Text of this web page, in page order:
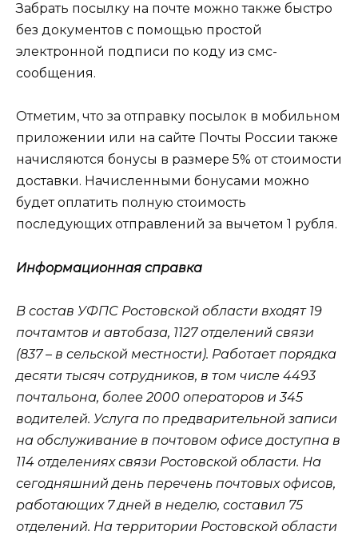
Забрать посылку на почте можно также быстро
без документов с помощью простой
электронной подписи по коду из смс-
сообщения.
Отметим, что за отправку посылок в мобильном
приложении или на сайте Почты России также
начисляются бонусы в размере 5% от стоимости
доставки. Начисленными бонусами можно
будет оплатить полную стоимость
последующих отправлений за вычетом 1 рубля.
Информационная справка
В состав УФПС Ростовской области входят 19
почтамтов и автобаза, 1127 отделений связи
(837 – в сельской местности). Работает порядка
десяти тысяч сотрудников, в том числе 4493
почтальона, более 2000 операторов и 345
водителей. Услуга по предварительной записи
на обслуживание в почтовом офисе доступна в
114 отделениях связи Ростовской области. На
сегодняшний день перечень почтовых офисов,
работающих 7 дней в неделю, составил 75
отделений. На территории Ростовской области